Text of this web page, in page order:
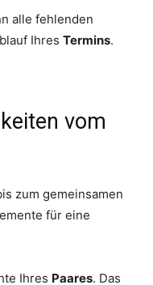
alle fehlenden
Ihres Termins.
vom
zum gemeinsamen
für eine
Ihres Paares. Das